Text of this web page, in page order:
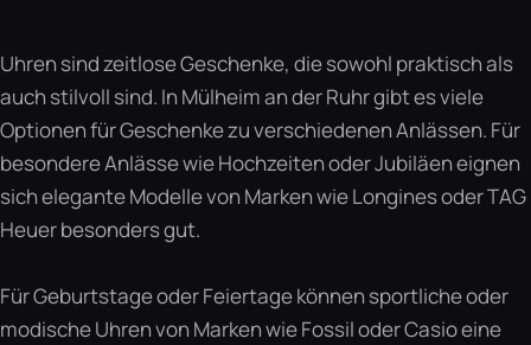
Uhren sind zeitlose Geschenke, die sowohl praktisch als
auch stilvoll sind. In Mülheim an der Ruhr gibt es viele
Optionen für Geschenke zu verschiedenen Anlässen. Für
besondere Anlässe wie Hochzeiten oder Jubiläen eignen
sich elegante Modelle von Marken wie Longines oder TAG
Heuer besonders gut.
Für Geburtstage oder Feiertage können sportliche oder
modische Uhren von Marken wie Fossil oder Casio eine